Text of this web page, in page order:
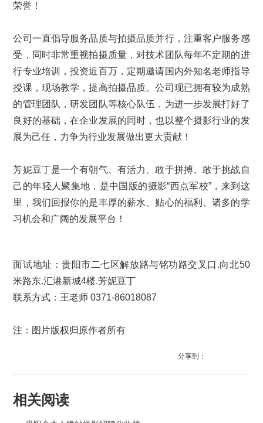
荣誉！
公司一直倡导服务品质与拍摄品质并行，注重客户服务感
受，同时非常重视拍摄质量，对技术团队每年不定期的进
行专业培训，投资近百万，定期邀请国内外知名老师指导
授课，现场教学，提高拍摄品质。公司现已拥有较为成熟
的管理团队，研发团队等核心队伍，为进一步发展打好了
良好的基础，在企业发展的同时，也以整个摄影行业的发
展为己任，力争为行业发展做出更大贡献！
芳妮豆丁是一个有朝气、有活力、敢于拼搏、敢于挑战自
己的年轻人聚集地，是中国版的摄影“西点军校”，来到这
里，我们回报你的是丰厚的薪水、贴心的福利、诸多的学
习机会和广阔的发展平台！
面试地址：贵阳市二七区解放路与铭功路交叉口.向北50
米路东.汇港新城4楼.芳妮豆丁
联系方式：王老师 0371-86018087
注：图片版权归原作者所有
分享到：
相关阅读